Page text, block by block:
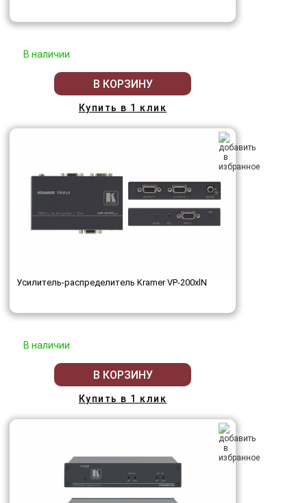
В наличии
В КОРЗИНУ
Купить в 1 клик
Усилитель-распределитель Kramer VP-200xlN
В наличии
В КОРЗИНУ
Купить в 1 клик